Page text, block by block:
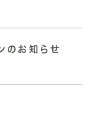
のお知らせ